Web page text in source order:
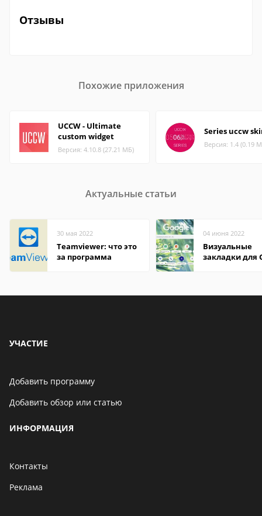
Отзывы
Похожие приложения
UCCW - Ultimate
custom widget
Версия: 4.10.8 (27.21 МБ)
Series uccw
Версия: 1.4 (0.19
Актуальные статьи
30 мая 2022
Teamviewer: что это
за программа
04 июня 2022
Визуальные
закладки для
УЧАСТИЕ
Добавить программу
Добавить обзор или статью
ИНФОРМАЦИЯ
Контакты
Реклама